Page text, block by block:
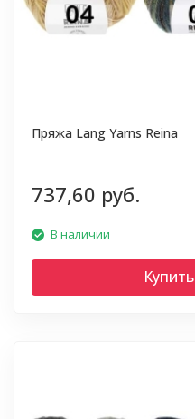
Пряжа Lang Yarns Reina
737,60 руб.
В наличии
Купить